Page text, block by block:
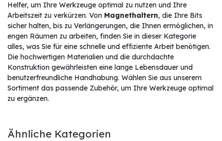
Helfer, um Ihre Werkzeuge optimal zu nutzen und Ihre
Arbeitszeit zu verkürzen. Von Magnethaltern, die Ihre Bits
sicher halten, bis zu Verlängerungen, die Ihnen ermöglichen, in
engen Räumen zu arbeiten, finden Sie in dieser Kategorie
alles, was Sie für eine schnelle und effiziente Arbeit benötigen.
Die hochwertigen Materialien und die durchdachte
Konstruktion gewährleisten eine lange Lebensdauer und
benutzerfreundliche Handhabung. Wählen Sie aus unserem
Sortiment das passende Zubehör, um Ihre Werkzeuge optimal
zu ergänzen.
Ähnliche Kategorien